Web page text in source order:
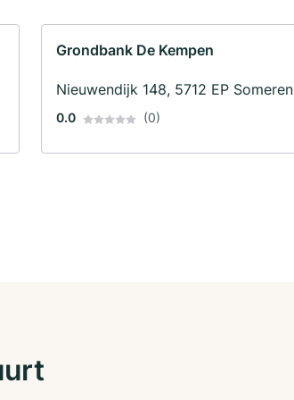
Grondbank De Kempen
Nieuwendijk 148, 5712 EP Someren
0.0 (0)